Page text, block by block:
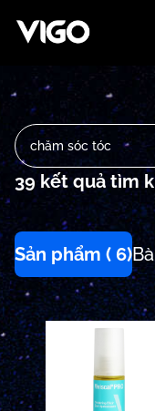
39 kết quả tìm
Sản phẩm ( 6)